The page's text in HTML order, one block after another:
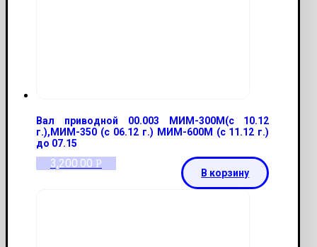
Вал приводной 00.003 МИМ-300М(с 10.12
г.),МИМ-350 (с 06.12 г.) МИМ-600М (с 11.12 г.)
до 07.15
3,200.00 Р
В корзину